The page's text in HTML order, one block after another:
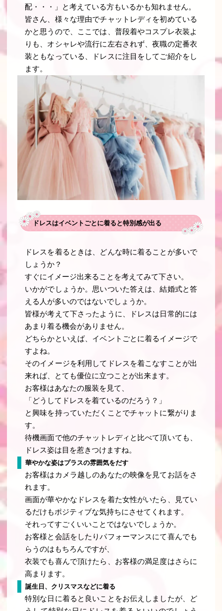
配・・・」と考えている方もいるかも知れません。
皆さん、様々な理由でチャットレディを初めている
かと思うので、ここでは、普段着やコスプレ衣装よ
りも、オシャレや流行に左右されず、夜職の定番衣
装ともなっている、ドレスに注目をしてご紹介をし
ます。
ドレスはイベントごとに着ると特別感が出る
ドレスを着るときは、どんな時に着ることが多いで
しょうか？
すぐにイメージ出来ることを考えてみて下さい。
いかがでしょうか。思いついた答えは、結婚式と答
える人が多いのではないでしょうか。
皆様が考えて下さったように、ドレスは日常的には
あまり着る機会がありません。
どちらかといえば、イベントごとに着るイメージで
すよね。
そのイメージを利用してドレスを着こなすことが出
来れば、とても優位に立つことが出来ます。
お客様はあなたの服装を見て、
「どうしてドレスを着ているのだろう？」
と興味を持っていただくことでチャットに繋がりま
す。
待機画面で他のチャットレディと比べて頂いても、
ドレス姿は目を惹きつけますね。
華やかな姿はプラスの雰囲気をだす
お客様はカメラ越しのあなたの映像を見てお話をさ
れます。
画面が華やかなドレスを着た女性がいたら、見てい
るだけもポジティブな気持ちにさせてくれます。
それってすごくいいことではないでしょうか。
お客様と会話をしたりパフォーマンスにて喜んでも
らうのはもちろんですが、
衣装でも喜んで頂けたら、お客様の満足度はさらに
高まります。
誕生日、クリスマスなどに着る
特別な日に着ると良いことをお伝えしましたが、ど